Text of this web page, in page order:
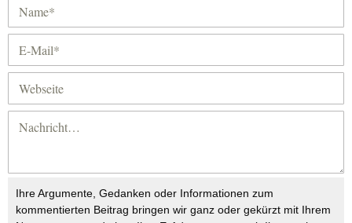
Ihre Argumente, Gedanken oder Informationen zum
kommentierten Beitrag bringen wir ganz oder gekürzt mit Ihrem